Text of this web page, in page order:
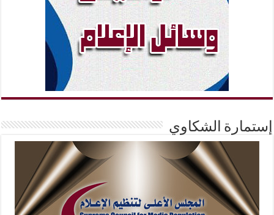
إستمارة الشكاوي